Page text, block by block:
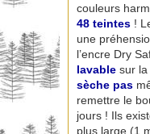
couleurs
48 teintes !
une
l’encre Dry
lavable sur
sèche pas
remettre le
jours ! Ils
plus large (1